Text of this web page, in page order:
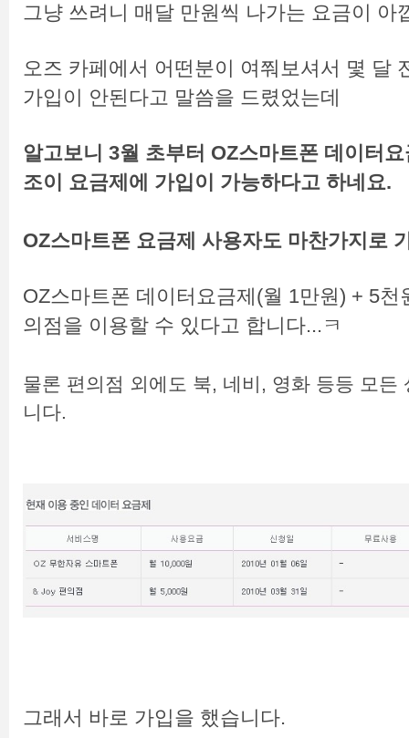
그냥 쓰려니 매달 만원씩 나가는 요금이 아
오즈 카페에서 어떤분이 여쭤보셔서 몇 달
가입이 안된다고 말씀을 드렸었는데
알고보니 3월 초부터 OZ스마트폰 데이터
조이 요금제에 가입이 가능하다고 하네요.
OZ스마트폰 요금제 사용자도 마찬가지로
OZ스마트폰 데이터요금제(월 1만원) + 5
의점을 이용할 수 있다고 합니다...ㅋ
물론 편의점 외에도 북, 네비, 영화 등등 모든
니다.
그래서 바로 가입을 했습니다.